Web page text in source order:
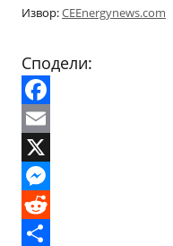
Извор:CEEnergynews.com
Сподели:
Facebook
Email
X
Messenger
Reddit